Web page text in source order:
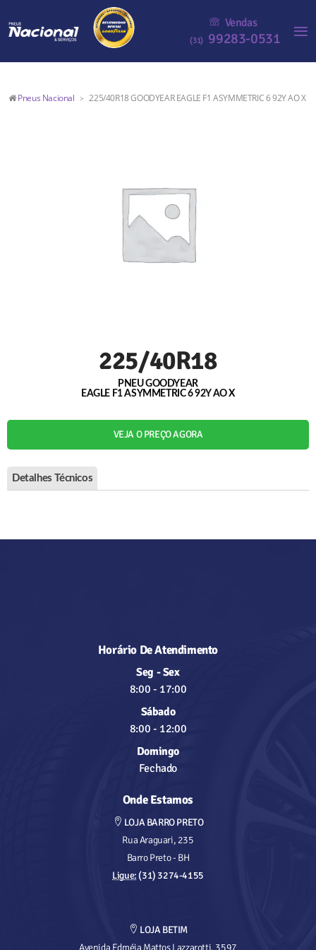
Vendas
(31) 99283-0531
Pneus Nacional > 225/40R18 GOODYEAR EAGLE F1 ASYMMETRIC 6 92Y AO X
225/40R18
PNEU GOODYEAR
EAGLE F1 ASYMMETRIC 6 92Y AO X
VEJA O PREÇO AGORA
Detalhes Técnicos
Horário De Atendimento
Seg - Sex
8:00 - 17:00
Sábado
8:00 - 12:00
Domingo
Fechado
Onde Estamos
LOJA BARRO PRETO
Rua Araguari, 235
Barro Preto - BH
Ligue:(31) 3274-4155
LOJA BETIM
Avenida Edméia Mattos Lazzarotti, 3597